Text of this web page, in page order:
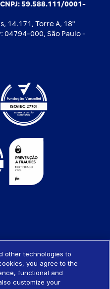
59.588.111/0001-
14.171, Torre A, 18⁰
04794-000, São Paulo -
other technologies to
you agree to the
functional and
customize your